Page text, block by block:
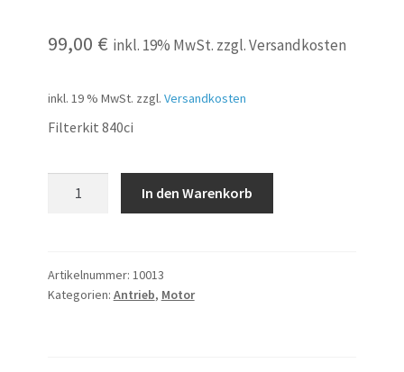
99,00 € inkl. 19% MwSt. zzgl. Versandkosten
inkl. 19 % MwSt. zzgl. Versandkosten
Filterkit 840ci
komplett
8er
In den Warenkorb
Artikelnummer: 10013
Kategorien: Antrieb, Motor